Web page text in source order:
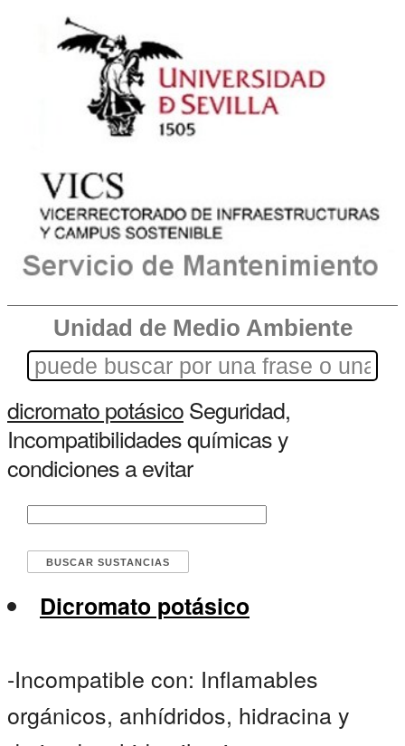
Unidad de Medio Ambiente
dicromato potásicoSeguridad,
Incompatibilidades químicas y
condiciones a evitar
Dicromato potásico
-Incompatible con: Inflamables
orgánicos, anhídridos, hidracina y